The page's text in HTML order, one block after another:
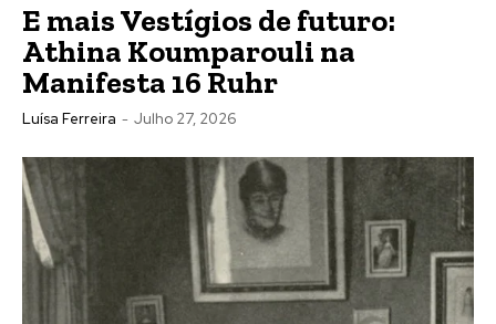
E mais Vestígios de futuro:
Athina Koumparouli na
Manifesta 16 Ruhr
Luísa Ferreira - Julho 27, 2026